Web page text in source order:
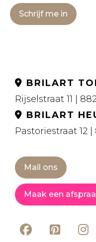
Schrijf me in
BRILART
Rijselstraat 11 |
BRILART
Pastoriestraat 12
Mail ons
Maak een